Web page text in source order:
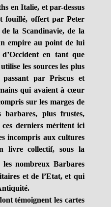
en Italie, et par-dessus
fouillé, offert par Peter
la Scandinavie, de la
empire au point de lui
en tant que
les sources les plus
par Priscus et
qui avaient à cœur
sur les marges de
plus frustes,
ces derniers méritent ici
incompris aux cultures
livre collectif, sous la
les nombreux Barbares
et de l’Etat, et qui
témoignent les cartes